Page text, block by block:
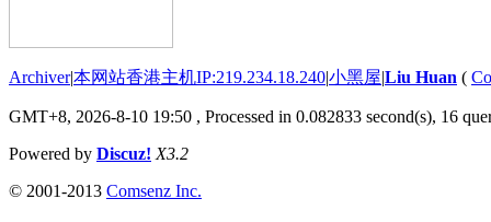
Archiver|本网站香港主机IP:219.234.18.240|小黑屋|Liu Huan (
GMT+8, 2026-8-10 19:50 , Processed in 0.082833 second(s), 16
Powered by Discuz! X3.2
© 2001-2013 Comsenz Inc.